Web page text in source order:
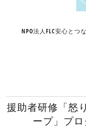
NPO法人FLC安心と
援助者研修「怒
ープ」プ